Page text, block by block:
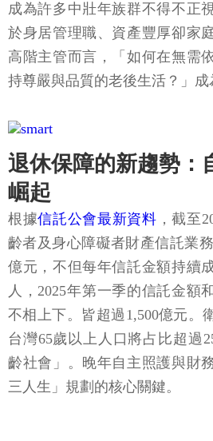
成為許多中壯年族群不得不正
於身居管理職、資產豐厚卻家
高階主管而言，「如何在無需
持尊嚴與品質的老後生活？」成
退休保障的新趨勢：
崛起
根據信託公會最新資料 ，截至
齡者及身心障礙者財產信託業
億元，不但每年信託金額持續
人，2025年第一季的信託金額
不相上下。皆超過1,500億元。
台灣65歲以上人口將占比超過
齡社會」。晚年自主照護與財
三人生」規劃的核心關鍵。